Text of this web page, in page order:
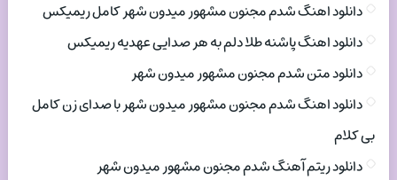
دانلود اهنگ شدم مجنون مشهور میدون شهر کامل ریمیکس
دانلود اهنگ پاشنه طلا دلم به هر صدایی عهدیه ریمیکس
دانلود متن شدم مجنون مشهور میدون شهر
دانلود اهنگ شدم مجنون مشهور میدون شهر با صدای زن کامل
بی کلام
دانلود ریتم آهنگ شدم مجنون مشهور میدون شهر